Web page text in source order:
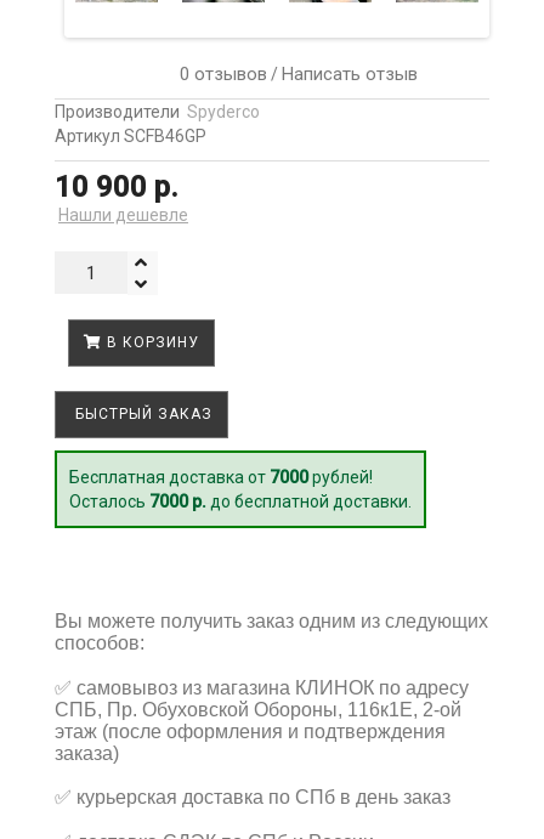
0 отзывов /Написать отзыв
Производители Spyderco
Артикул SCFB46GP
10 900 р.
Нашли дешевле
В КОРЗИНУ
БЫСТРЫЙ ЗАКАЗ
Бесплатная доставка от 7000рублей!
Осталось 7000 р. до бесплатной доставки.
Вы можете получить заказ одним из следующих
способов:
✅ самовывоз из магазина КЛИНОК по адресу
СПБ, Пр. Обуховской Обороны, 116к1Е, 2-ой
этаж (после оформления и подтверждения
заказа)
✅ курьерская доставка по СПб в день заказ